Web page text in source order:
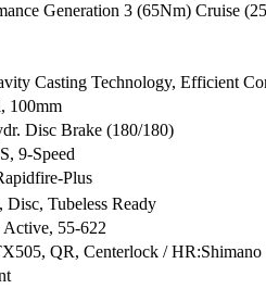
Generation 3 (65Nm) Cruise
Casting Technology, Efficient
100mm
Disc Brake (180/180)
9-Speed
Plus
Tubeless Ready
55-622
QR, Centerlock /